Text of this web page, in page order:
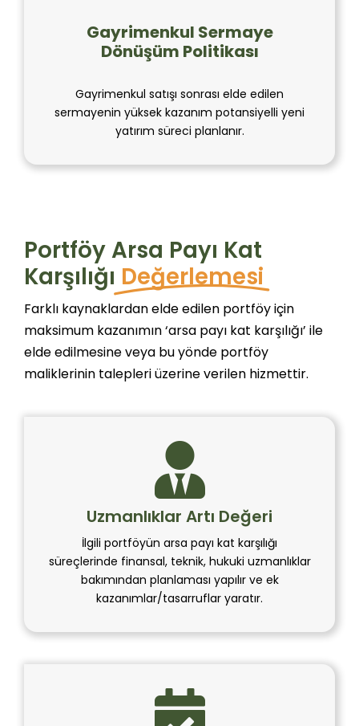
Gayrimenkul Sermaye
Dönüşüm Politikası
Gayrimenkul satışı sonrası elde edilen
sermayenin yüksek kazanım potansiyelli yeni
yatırım süreci planlanır.
Portföy Arsa Payı Kat
Karşılığı Değerlemesi
Farklı kaynaklardan elde edilen portföy için
maksimum kazanımın ‘arsa payı kat karşılığı’ ile
elde edilmesine veya bu yönde portföy
maliklerinin talepleri üzerine verilen hizmettir.
Uzmanlıklar Artı Değeri
İlgili portföyün arsa payı kat karşılığı
süreçlerinde finansal, teknik, hukuki uzmanlıklar
bakımından planlaması yapılır ve ek
kazanımlar/tasarruflar yaratır.